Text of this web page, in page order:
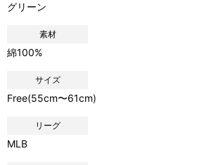
グリーン
素材
綿100%
サイズ
Free(55cm〜61cm)
リーグ
MLB